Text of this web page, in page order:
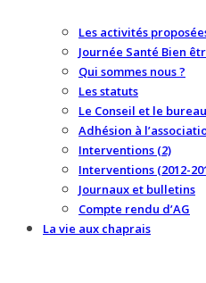
Les activités
Journée Santé Bien
Qui sommes nous ?
Les statuts
Le Conseil et le bureau
Adhésion à
Interventions (2)
Interventions (2012-
Journaux et bulletins
Compte rendu d’AG
La vie aux chaprais